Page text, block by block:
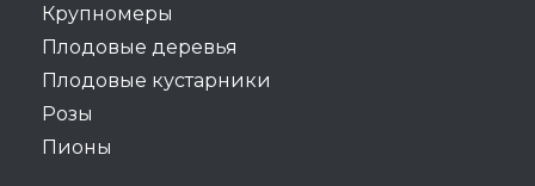
Крупномеры
Плодовые деревья
Плодовые кустарники
Розы
Пионы